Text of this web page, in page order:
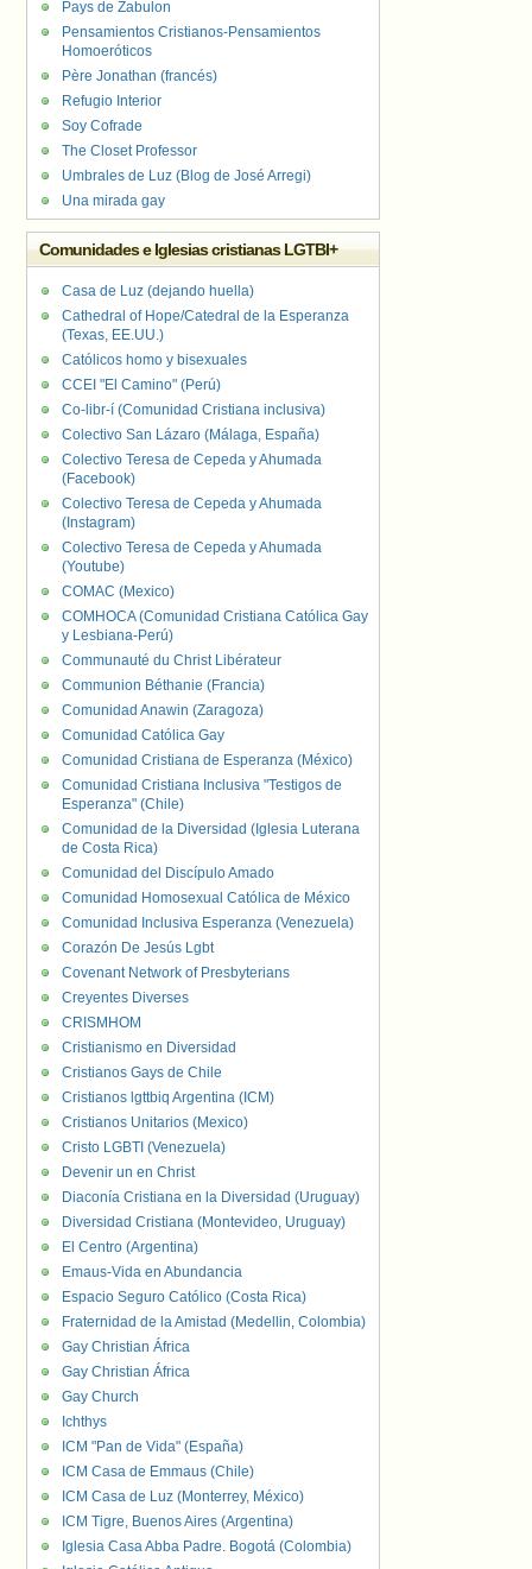
Pays de Zabulon
Pensamientos Cristianos-Pensamientos
Homoeróticos
Père Jonathan (francés)
Refugio Interior
Soy Cofrade
The Closet Professor
Umbrales de Luz (Blog de José Arregi)
Una mirada gay
Comunidades e Iglesias cristianas LGTBI+
Casa de Luz (dejando huella)
Cathedral of Hope/Catedral de la Esperanza
(Texas, EE.UU.)
Católicos homo y bisexuales
CCEI "El Camino" (Perú)
Co-libr-í (Comunidad Cristiana inclusiva)
Colectivo San Lázaro (Málaga, España)
Colectivo Teresa de Cepeda y Ahumada
(Facebook)
Colectivo Teresa de Cepeda y Ahumada
(Instagram)
Colectivo Teresa de Cepeda y Ahumada
(Youtube)
COMAC (Mexico)
COMHOCA (Comunidad Cristiana Católica Gay
y Lesbiana-Perú)
Communauté du Christ Libérateur
Communion Béthanie (Francia)
Comunidad Anawin (Zaragoza)
Comunidad Católica Gay
Comunidad Cristiana de Esperanza (México)
Comunidad Cristiana Inclusiva "Testigos de
Esperanza" (Chile)
Comunidad de la Diversidad (Iglesia Luterana
de Costa Rica)
Comunidad del Discípulo Amado
Comunidad Homosexual Católica de México
Comunidad Inclusiva Esperanza (Venezuela)
Corazón De Jesús Lgbt
Covenant Network of Presbyterians
Creyentes Diverses
CRISMHOM
Cristianismo en Diversidad
Cristianos Gays de Chile
Cristianos lgttbiq Argentina (ICM)
Cristianos Unitarios (Mexico)
Cristo LGBTI (Venezuela)
Devenir un en Christ
Diaconía Cristiana en la Diversidad (Uruguay)
Diversidad Cristiana (Montevideo, Uruguay)
El Centro (Argentina)
Emaus-Vida en Abundancia
Espacio Seguro Católico (Costa Rica)
Fraternidad de la Amistad (Medellin, Colombia)
Gay Christian África
Gay Christian África
Gay Church
Ichthys
ICM "Pan de Vida" (España)
ICM Casa de Emmaus (Chile)
ICM Casa de Luz (Monterrey, México)
ICM Tigre, Buenos Aires (Argentina)
Iglesia Casa Abba Padre. Bogotá (Colombia)